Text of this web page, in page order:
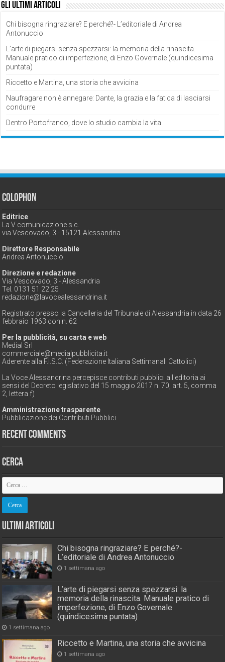
Gli ultimi articoli
Chi bisogna ringraziare? E perché?- L’editoriale di Andrea
Antonuccio
L’arte di piegarsi senza spezzarsi: la memoria della rinascita.
Manuale pratico di imperfezione, di Enzo Governale (quindicesima
puntata)
Riccetto e Martina, una storia che avvicina
Naufragare non è annegare: Dante, la grazia e la fatica di lasciarsi
condurre
Dentro Portofranco, dove lo studio cambia la vita
Colophon
Editrice
La V comunicazione s.c.
via Vescovado, 3 - 15121 Alessandria
Direttore Responsabile
Andrea Antonuccio
Direzione e redazione
Via Vescovado, 3 - Alessandria
Tel. 0131 51 22 25
redazione@lavocealessandrina.it
Registrato presso la Cancelleria del Tribunale di Alessandria in data 26
febbraio 1963 con n. 62
Per la pubblicità, su carta e web
Medial Srl
commerciale@medialpubblicita.it
Aderente alla F.I.S.C. (Federazione Italiana Settimanali Cattolici)
La Voce Alessandrina percepisce contributi pubblici all'editoria ai
sensi del Decreto legislativo del 15 maggio 2017 n. 70, art. 5, comma
2, lettera f)
Amministrazione trasparente
Pubblicazione dei Contributi Pubblici
Recent Comments
Cerca
Ultimi Articoli
Chi bisogna ringraziare? E perché?-
L’editoriale di Andrea Antonuccio
1 settimana ago
L’arte di piegarsi senza spezzarsi: la
memoria della rinascita. Manuale pratico di
imperfezione, di Enzo Governale
(quindicesima puntata)
1 settimana ago
Riccetto e Martina, una storia che avvicina
1 settimana ago